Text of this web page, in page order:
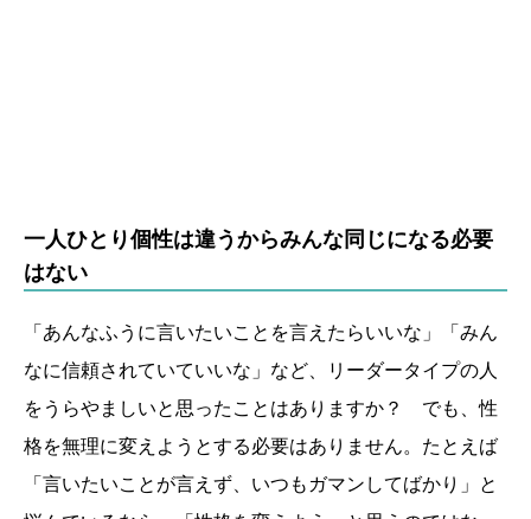
一人ひとり個性は違うからみんな同じになる必要
はない
「あんなふうに言いたいことを言えたらいいな」「みん
なに信頼されていていいな」など、リーダータイプの人
をうらやましいと思ったことはありますか？ でも、性
格を無理に変えようとする必要はありません。たとえば
「言いたいことが言えず、いつもガマンしてばかり」と